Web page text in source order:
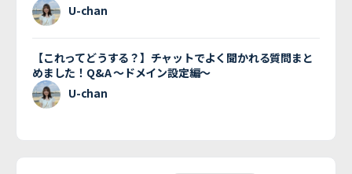
U-chan
【これってどうする？】チャットでよく聞かれる質問まと
めました！Q&A 〜ドメイン設定編〜
U-chan